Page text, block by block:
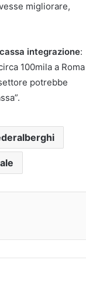
migliorare,
integrazione:
100mila a Roma
potrebbe